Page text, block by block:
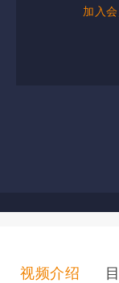
加入
视频介绍